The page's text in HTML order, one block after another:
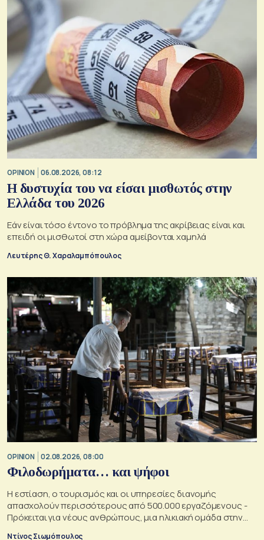
OPINION 06.08.2026, 08:12
Η δυστυχία του να είσαι μισθωτός στην
Ελλάδα του 2026
Εάν είναι τόσο έντονο το πρόβλημα της ακρίβειας είναι και
επειδή οι μισθωτοί στη χώρα αμείβονται χαμηλά
Λευτέρης Θ. Χαραλαμπόπουλος
OPINION 02.08.2026, 08:00
Φιλοδωρήματα… και ψήφοι
Η εστίαση, ο τουρισμός και οι υπηρεσίες διανομής
απασχολούν περισσότερους από 500.000 εργαζόμενους -
Πρόκειται για νέους ανθρώπους, μια ηλικιακή ομάδα στην
οποία κάθε κυβέρνηση θα ήθελε να αυξήσει την επιρροή της
Ντίνος Σιωμόπουλος